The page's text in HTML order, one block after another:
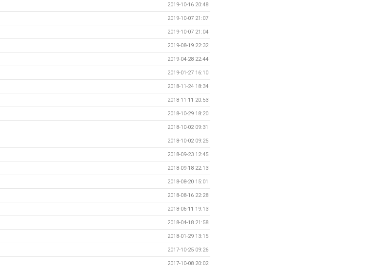
2019-10-16 20:48
2019-10-07 21:07
2019-10-07 21:04
2019-08-19 22:32
2019-04-28 22:44
2019-01-27 16:10
2018-11-24 18:34
2018-11-11 20:53
2018-10-29 18:20
2018-10-02 09:31
2018-10-02 09:25
2018-09-23 12:45
2018-09-18 22:13
2018-08-20 15:01
2018-08-16 22:28
2018-06-11 19:13
2018-04-18 21:58
2018-01-29 13:15
2017-10-25 09:26
2017-10-08 20:02